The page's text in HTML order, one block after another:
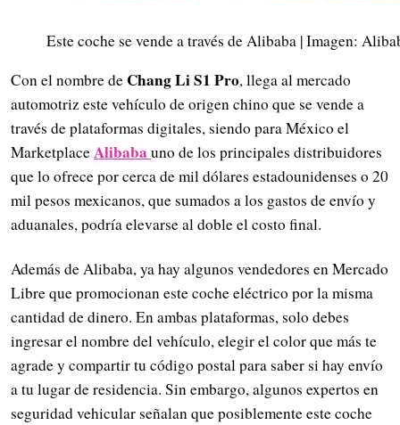
Este coche se vende a través de Alibaba | Imagen:
Con el nombre de Chang Li S1 Pro, llega al mercado
automotriz este vehículo de origen chino que se vende a
través de plataformas digitales, siendo para México el
MarketplaceAlibaba uno de los principales distribuidores
que lo ofrece por cerca de mil dólares estadounidenses o 20
mil pesos mexicanos, que sumados a los gastos de envío y
aduanales, podría elevarse al doble el costo final.
Además de Alibaba, ya hay algunos vendedores en Mercado
Libre que promocionan este coche eléctrico por la misma
cantidad de dinero. En ambas plataformas, solo debes
ingresar el nombre del vehículo, elegir el color que más te
agrade y compartir tu código postal para saber si hay envío
a tu lugar de residencia. Sin embargo, algunos expertos en
seguridad vehicular señalan que posiblemente este coche